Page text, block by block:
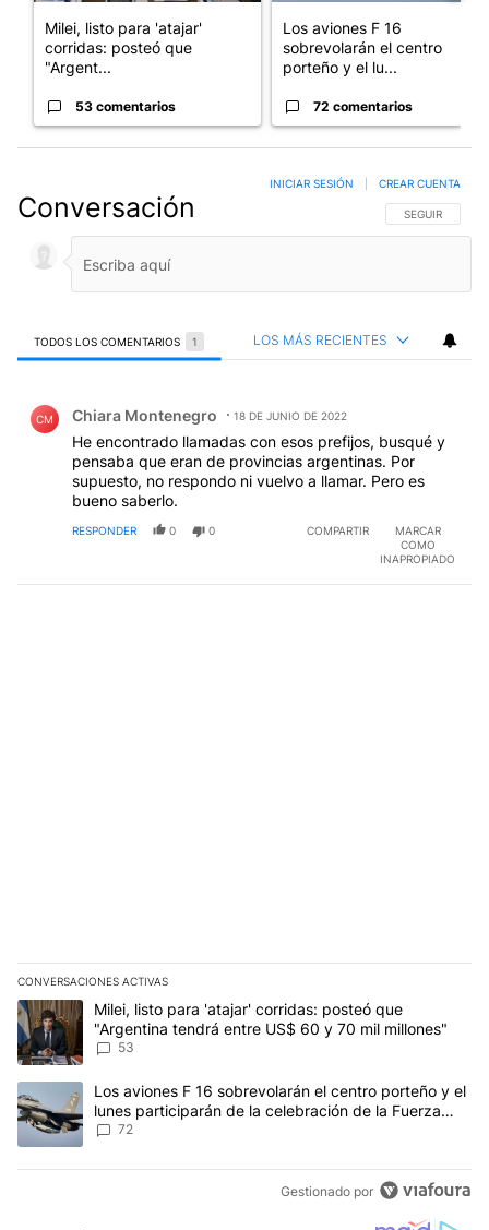
Milei, listo para 'atajar'
corridas: posteó que
"Argent...
53 comentarios
Los aviones F 16
sobrevolarán el centro
porteño y el lu...
72 comentarios
Conversación SIGA ESTA
SEGUIR
INICIAR SESIÓN CREAR CUENTA
TODOS LOS COMENTARIOS 1 LOS MÁS RECIENTES
CM Chiara Montenegro 18 DE JUNIO DE 2022
He encontrado llamadas con esos prefijos, busqué y
pensaba que eran de provincias argentinas. Por
supuesto, no respondo ni vuelvo a llamar. Pero es
bueno saberlo.
RESPONDER 0 0 COMPARTIR
MARCAR
COMO
INAPROPIADO
CONVERSACIONES ACTIVAS
Este listado muestra los artículos con más comentarios en los
Un artículo de tendencia con el título "Milei, listo para 'atajar'
Milei, listo para 'atajar' corridas: posteó que
"Argentina tendrá entre US$ 60 y 70 mil millones"
53
Un artículo de tendencia con el título "Los aviones F 16
Los aviones F 16 sobrevolarán el centro porteño y el
lunes participarán de la celebración de la Fuerza
Aérea
72
Gestionado por